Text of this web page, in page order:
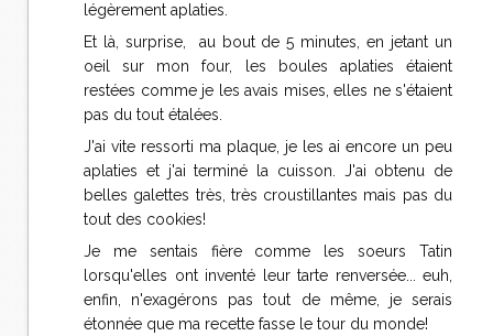
légèrement aplaties.
Et là, surprise, au bout de 5 minutes, en jetant un
oeil sur mon four, les boules aplaties étaient
restées comme je les avais mises, elles ne s'étaient
pas du tout étalées.
J'ai vite ressorti ma plaque, je les ai encore un peu
aplaties et j'ai terminé la cuisson. J'ai obtenu de
belles galettes très, très croustillantes mais pas du
tout des cookies!
Je me sentais fière comme les soeurs Tatin
lorsqu'elles ont inventé leur tarte renversée... euh,
enfin, n'exagérons pas tout de même, je serais
étonnée que ma recette fasse le tour du monde!